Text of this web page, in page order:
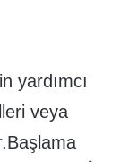
yardımcı
veya